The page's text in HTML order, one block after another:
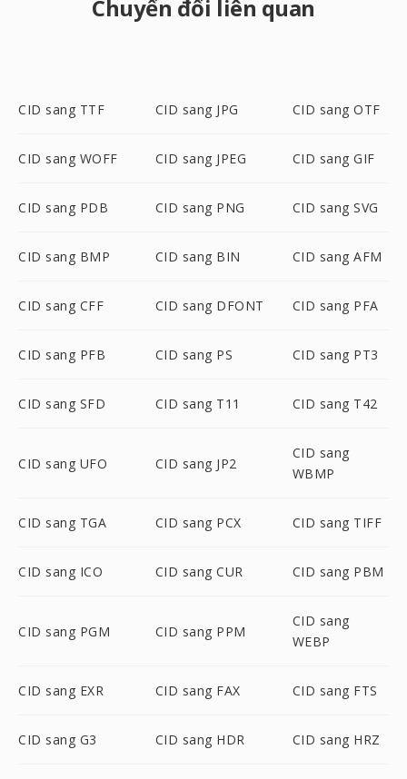
Chuyển đổi liên quan
CID sang TTF CID sang JPG CID sang OTF
CID sang WOFF CID sang JPEG CID sang GIF
CID sang PDB CID sang PNG CID sang SVG
CID sang BMP CID sang BIN CID sang AFM
CID sang CFF CID sang DFONT CID sang PFA
CID sang PFB CID sang PS CID sang PT3
CID sang SFD CID sang T11 CID sang T42
CID sang UFO CID sang JP2
CID sang
WBMP
CID sang TGA CID sang PCX CID sang TIFF
CID sang ICO CID sang CUR CID sang PBM
CID sang PGM CID sang PPM
CID sang
WEBP
CID sang EXR CID sang FAX CID sang FTS
CID sang G3 CID sang HDR CID sang HRZ